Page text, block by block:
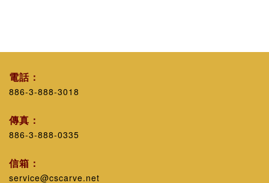
電話：
886-3-888-3018
傳真：
886-3-888-0335
信箱：
service@cscarve.net